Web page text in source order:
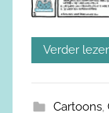
Verder
Cartoons,